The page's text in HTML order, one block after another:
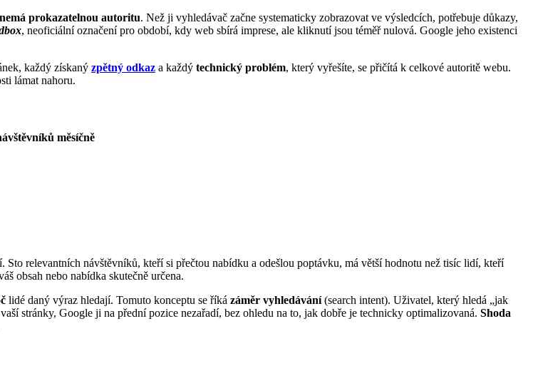
nemá prokazatelnou autoritu. Než ji vyhledávač začne systematicky zobrazovat ve výsledcích, potřebuje důkazy,
, neoficiální označení pro období, kdy web sbírá imprese, ale kliknutí jsou téměř nulová. Google jeho existenci
každý získaný zpětný odkaz a každý technický problém, který vyřešíte, se přičítá k celkové autoritě webu.
lámat nahoru.
měsíčně
relevantních návštěvníků, kteří si přečtou nabídku a odešlou poptávku, má větší hodnotu než tisíc lidí, kteří
obsah nebo nabídka skutečně určena.
lidé daný výraz hledají. Tomuto konceptu se říká záměr vyhledávání(search intent). Uživatel, který hledá „jak
stránky, Google ji na přední pozice nezařadí, bez ohledu na to, jak dobře je technicky optimalizovaná. Shoda